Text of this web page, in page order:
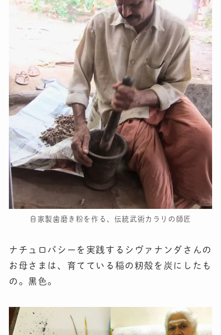
自家製歯磨き粉を作る、伝統武術カラリの師匠
ナチュロパシーを実践するシヴァナンダさんの
お母さまは、育てている稲の籾殻を炭にしたも
の。黒色。